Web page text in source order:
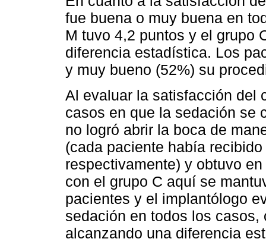
fue buena o muy buena en
M tuvo 4,2 puntos y el grupo
diferencia estadística. Los
y muy bueno (52%) su
Al evaluar la satisfacción del
casos en que la sedación se
no logró abrir la boca de
(cada paciente había
respectivamente) y obtuvo
con el grupo C aquí se
pacientes y el implantólogo
sedación en todos los
alcanzando una diferencia